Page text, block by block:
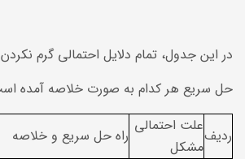
در این جدول، تمام دلایل احتمالی گرم
حل سریع هر کدام به صورت خلاصه آمده
ردیف
علت احتمالی
مشکل
راه حل سریع و خلاصه